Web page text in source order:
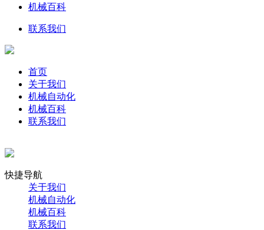
机械百科
联系我们
首页
关于我们
机械自动化
机械百科
联系我们
快捷导航
关于我们
机械自动化
机械百科
联系我们